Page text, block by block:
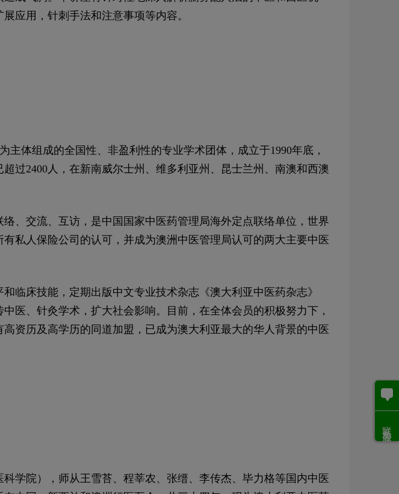
应用，针刺手法和注意事项等内容。
体组成的全国性、非盈利性的专业学术团体，成立于1990年底，
过2400人，在新南威尔士州、维多利亚州、昆士兰州、南澳和西澳
、交流、互访，是中国国家中医药管理局海外定点联络单位，世界
私人保险公司的认可，并成为澳洲中医管理局认可的两大主要中医
临床技能，定期出版中文专业技术杂志《澳大利亚中医药杂志》
医、针灸学术，扩大社会影响。目前，在全体会员的积极努力下，
资历及高学历的同道加盟，已成为澳大利亚最大的华人背景的中医
学院），师从王雪苔、程莘农、张缙、李传杰、毕力格等国内中医